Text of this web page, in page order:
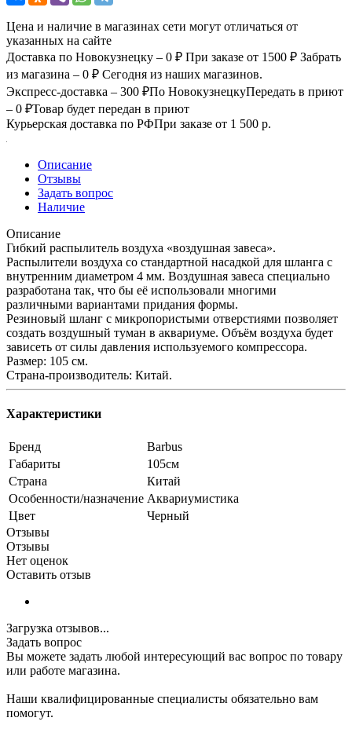
Цена и наличие в магазинах сети могут отличаться от
указанных на сайте
Доставка по Новокузнецку – 0 ₽ При заказе от 1500 ₽ Забрать
из магазина – 0 ₽ Сегодня из наших магазинов.
Экспресс-доставка – 300 ₽По НовокузнецкуПередать в приют
– 0 ₽Товар будет передан в приют
Курьерская доставка по РФПри заказе от 1 500 р.
Описание
Отзывы
Задать вопрос
Наличие
Описание
Гибкий распылитель воздуха «воздушная завеса».
Распылители воздуха со стандартной насадкой для шланга с
внутренним диаметром 4 мм. Воздушная завеса специально
разработана так, что бы её использовали многими
различными вариантами придания формы.
Резиновый шланг с микропористыми отверстиями позволяет
создать воздушный туман в аквариуме. Объём воздуха будет
зависеть от силы давления используемого компрессора.
Размер: 105 см.
Страна-производитель: Китай.
Характеристики
Бренд
Barbus
Габариты
105см
Страна
Китай
Особенности/назначение Аквариумистика
Цвет
Черный
Отзывы
Отзывы
Нет оценок
Оставить отзыв
Загрузка отзывов...
Задать вопрос
Вы можете задать любой интересующий вас вопрос по товару
или работе магазина.
Наши квалифицированные специалисты обязательно вам
помогут.